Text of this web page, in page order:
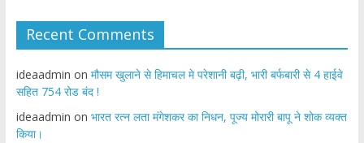
Recent Comments
ideaadmin on मौसम खुलाने से हिमाचल मे परेशानी बढ़ी, भारी बर्फबारी से 4 हाईवे
सहित 754 रोड बंद !
ideaadmin on भारत रत्न लता मंगेशकर का निधन, पूज्य मोरारी बापू ने शोक व्यक्त
किया।